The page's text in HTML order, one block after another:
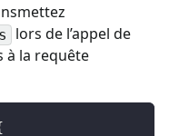
lors de l’appel de
à la requête